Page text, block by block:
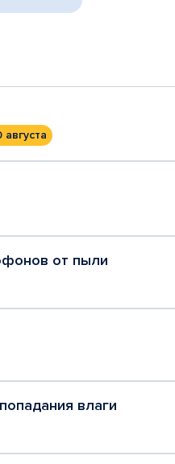
августа
от пыли
влаги